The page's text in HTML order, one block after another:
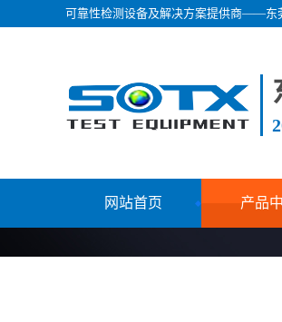
可靠性检测设备及解决方案提供商——东
网站首页 产品